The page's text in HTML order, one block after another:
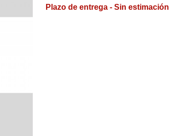
Plazo de entrega - Sin estimación